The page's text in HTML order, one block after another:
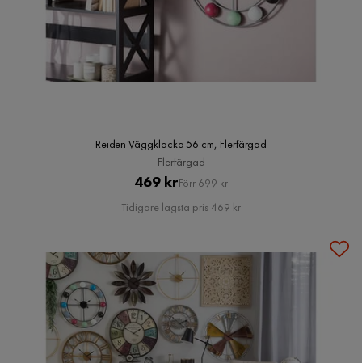
Reiden Väggklocka 56 cm, Flerfärgad
Flerfärgad
Pris
469 krOriginal
Pris
Förr 699 kr
Tidigare lägsta pris 469 kr